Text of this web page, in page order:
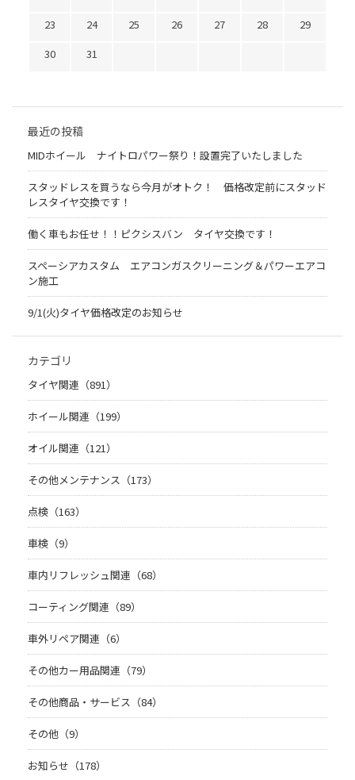
23
24 25 26 27 28
29
30
31
最近の投稿
MIDホイール ナイトロパワー祭り！設置完了いたしました
スタッドレスを買うなら今月がオトク！ 価格改定前にスタッド
レスタイヤ交換です！
働く車もお任せ！！ピクシスバン タイヤ交換です！
スペーシアカスタム エアコンガスクリーニング＆パワーエアコ
ン施工
9/1(火)タイヤ価格改定のお知らせ
カテゴリ
タイヤ関連（891）
ホイール関連（199）
オイル関連（121）
その他メンテナンス（173）
点検（163）
車検（9）
車内リフレッシュ関連（68）
コーティング関連（89）
車外リペア関連（6）
その他カー用品関連（79）
その他商品・サービス（84）
その他（9）
お知らせ（178）